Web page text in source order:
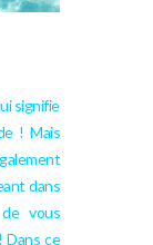
signifie
! Mais
dans
vous
Dans ce